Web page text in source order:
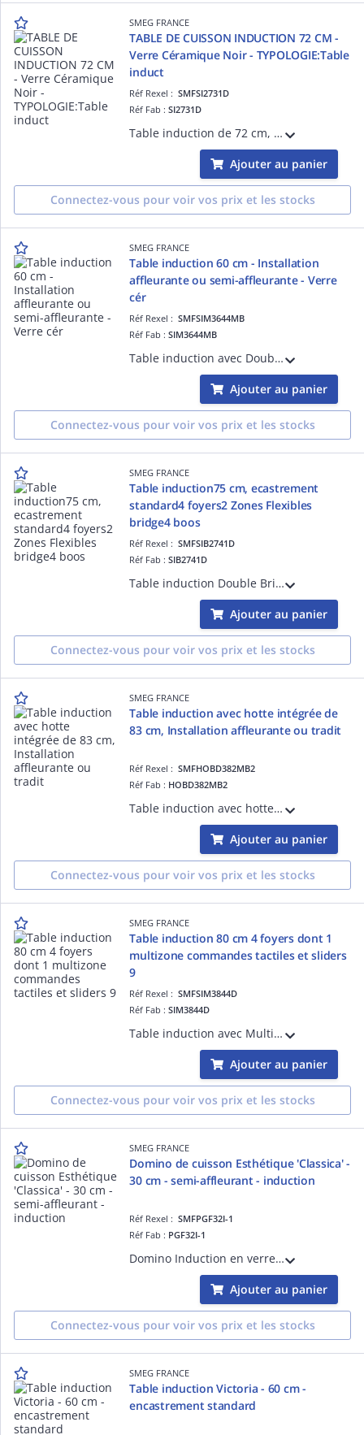
SMEG FRANCE
TABLE DE CUISSON INDUCTION 72 CM -
Verre Céramique Noir - TYPOLOGIE:Table
induct
Réf Rexel :SMFSI2731D
Réf Fab :SI2731D
Table induction de 72 cm, Installation affleurante ou traditionnelle - ESTHÉTIQUE ET COMMANDES: Verre céramique Noir avec bord droit, Commandes Digi Touch (touches sensitives avec LED rouges)- FOYERS: 3 foyers induction avec booster, Foyer
Ajouter au panier
Connectez-vous pour voir vos prix et les stocks
SMEG FRANCE
Table induction 60 cm - Installation
affleurante ou semi-affleurante - Verre
cér
Réf Rexel :SMFSIM3644MB
Réf Fab :SIM3644MB
Table induction avec Double Multizone de 60 cm, Installation affleurante ou traditionnelle- ESTHÉTIQUE ET COMMANDES: Verre céramique Eclipse Noir Mat avec bord droit, Commandes Evoslider (slider unique avec LED blanches)- FOYERS: 4 foyers i
Ajouter au panier
Connectez-vous pour voir vos prix et les stocks
SMEG FRANCE
Table induction75 cm, ecastrement
standard4 foyers2 Zones Flexibles
bridge4 boos
Réf Rexel :SMFSIB2741D
Réf Fab :SIB2741D
Table induction Double Bridge de 75 cm, Installation affleurante ou traditionnelle - ESTHÉTIQUE ET COMMANDES: Verre céramique Noir avec bord droit, Commandes Digi Touch (touches sensitives avec LED rouges) - FOYERS: 4 foyers induction avec
Ajouter au panier
Connectez-vous pour voir vos prix et les stocks
SMEG FRANCE
Table induction avec hotte intégrée de
83 cm, Installation affleurante ou tradit
Réf Rexel :SMFHOBD382MB2
Réf Fab : HOBD382MB2
Table induction avec hotte intégrée de 83 cm, Installation affleurante ou traditionnelle - ESTHÉTIQUE ET COMMANDES : Verre céramique Noir mat avec bord droit et Grille en inox émaillé, Commandes Evoslider (slider unique avec LED blanches) -
Ajouter au panier
Connectez-vous pour voir vos prix et les stocks
SMEG FRANCE
Table induction 80 cm 4 foyers dont 1
multizone commandes tactiles et sliders
9
Réf Rexel :SMFSIM3844D
Réf Fab :SIM3844D
Table induction avec Multizone de 80 cm, Installation affleurante ou traditionnelle- ESTHÉTIQUE ET COMMANDES: Verre céramique Eclipse Noir avec bord droit, Commandes Evoslider (slider unique avec LED blanches)- FOYERS: 4 foyers induction av
Ajouter au panier
Connectez-vous pour voir vos prix et les stocks
SMEG FRANCE
Domino de cuisson Esthétique 'Classica' -
30 cm - semi-affleurant - induction
Réf Rexel :SMFPGF32I-1
Réf Fab : PGF32I-1
Domino Induction en verre de 30 cm, Installation traditionnelle, Cadre Inox brossé - ESTHÉTIQUE ET COMMANDES : Commandes par manettes « Classica » - FOYERS : 2 foyers induction avec booster, Puissance du foyer arrière en booster de 3000 W -
Ajouter au panier
Connectez-vous pour voir vos prix et les stocks
SMEG FRANCE
Table induction Victoria - 60 cm -
encastrement standard